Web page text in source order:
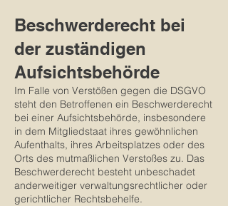
Beschwerderecht bei
der zuständigen
Aufsichtsbehörde
Im Falle von Verstößen gegen die DSGVO
steht den Betroffenen ein Beschwerderecht
bei einer Aufsichtsbehörde, insbesondere
in dem Mitgliedstaat ihres gewöhnlichen
Aufenthalts, ihres Arbeitsplatzes oder des
Orts des mutmaßlichen Verstoßes zu. Das
Beschwerderecht besteht unbeschadet
anderweitiger verwaltungsrechtlicher oder
gerichtlicher Rechtsbehelfe.